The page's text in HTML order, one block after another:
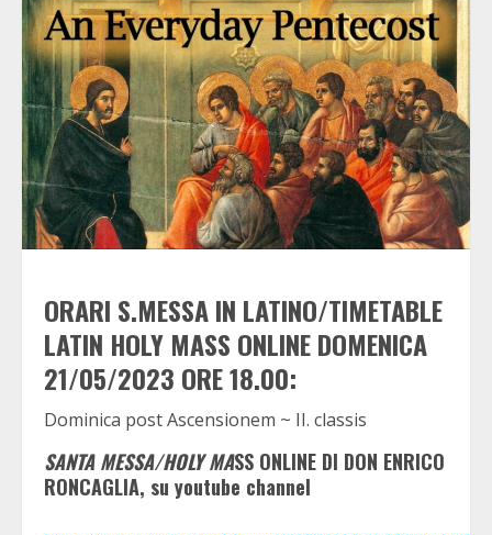
ORARI S.MESSA IN LATINO/TIMETABLE
LATIN HOLY MASS ONLINE DOMENICA
21/05/2023 ORE 18.00:
Dominica post Ascensionem ~ II. classis
SANTA MESSA/HOLY MASS ONLINE DI DON ENRICO
RONCAGLIA, su youtube channel